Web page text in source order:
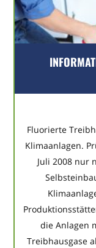
Fluorierte
Klimaanlagen.
Juli 2008 nur
die Anlagen
Treibhausgase